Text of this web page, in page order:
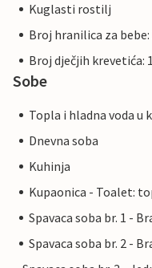
Kuglasti rostilj
Broj hranilica za bebe:
Broj dječjih krevetića: 1
Sobe
Topla i hladna voda u
Dnevna soba
Kuhinja
Kupaonica - Toalet:
Spavaca soba br. 1 -
Spavaca soba br. 2 -